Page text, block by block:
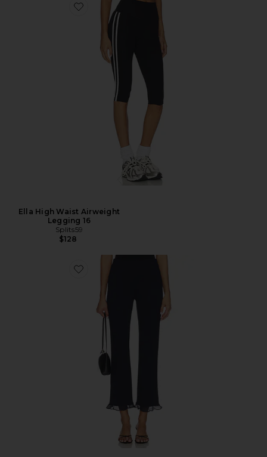
Ella High Waist Airweight
Legging 16
Splits59
$128